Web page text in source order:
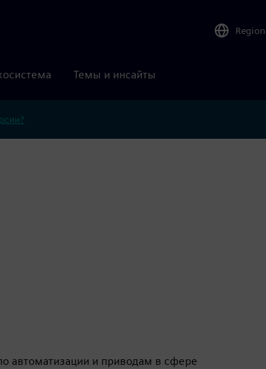
Region
Темы и инсайты
автоматизации и приводам в сфере